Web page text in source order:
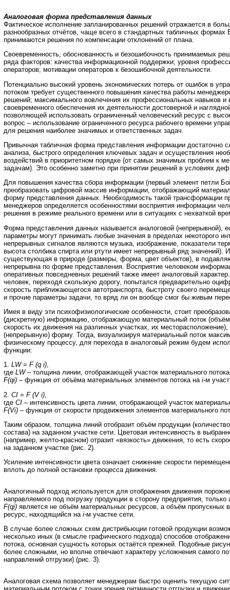
Аналоговая форма представления данных
Фактическое исполнение запланированных решений отражается в
разнообразных отчётов, чаще всего в стандартных табличных формах
принимаются решения по компенсации отклонений от плана.
Своевременность, обоснованность и безошибочность принимаемых
ряда факторов: качества информационной поддержки; уровня
операторов; мотивации операторов к безошибочной деятельности.
Потенциально высокий уровень экономических потерь от ошибок в
потоком требует существенного повышения качества работы
решений; максимального вовлечения их профессиональных навыков и
своевременного обеспечения их деятельности достоверной и
позволяющей использовать ограниченный человеческий ресурс с
вопрос – использование ограниченного ресурса рабочего времени
для решения наиболее значимых и ответственных задач.
Привычная табличная форма представления информации достаточно
анализа, быстрого определения ключевых задач и осуществления
воздействий в приоритетном порядке (от самых значимых проблем к
задачам). Это особенно заметно при принятии решений в условиях
Для повышения качества сбора информации (первый элемент петли
преобразовать цифровой массив информации, отображающий
форму представления данных. Необходимость такой трансформации
менеджеров определяется особенностями восприятия информации
решения в режиме реального времени или в ситуациях с нехваткой
Форма представления данных называется аналоговой (непрерывной),
параметры могут принимать любые значения в пределах некоторого
непрерывных сигналов являются музыка, изображение, показатели
высота столбика спирта или ртути имеет непрерывный ряд
существующая в природе (размеры, форма, цвет объектов), в
непрерывна по форме представления. Восприятие человеком
оперативных повседневных решений также имеет аналоговый
человек, переходя скользкую дорогу, попытался предварительно
скорость приближающегося автотранспорта, быстроту своего
и прочие параметры задачи, то вряд ли он вообще смог бы живым
Имея в виду эти психофизиологические особенности, стоит
(дискретную) информацию, отображающую материальный поток
скорость их движения на различных участках, их
(непрерывную) форму. Тогда, визуализируя материальный поток
физическому процессу, для перехода в аналоговый режим будем
функции:
1. LW= F (q i),
где LW– толщина линии, отображающей участок материального
F(qi) – функция от объёма материальных элементов потока на i-м
2. CI = F (V i)
где CI – интенсивность цвета линии, отображающей участок
F(Vi) – функция от скорости продвижения элементов материального
Таким образом, толщина линий отобразит объём продукции
состава) на заданном участке сети. Цветовая интенсивность в
(например, желто-красном) отразит «вязкость» движения, то есть
на заданном участке (рис. 2).
Усиление интенсивности цвета означает снижение скорости
вплоть до полной остановки процесса движения.
Аналогичный подход используется для отображения движения
направляемого под погрузку продукции в сторону предприятия,
F(qi) является не объём материальных ресурсов, а объём пропускных
ресурс, находящийся на i-м участке сети.
В случае более сложных схем дистрибьюции готовой продукции
несколько иных (в смысле графического подхода) способов
потока, основная сущность которых остаётся прежней. Подобные
более сложными, но вполне отвечают характеру усложнения самого
направлений отгрузки) (рис. 3).
Аналоговая схема позволяет менеджерам быстро оценить текущую